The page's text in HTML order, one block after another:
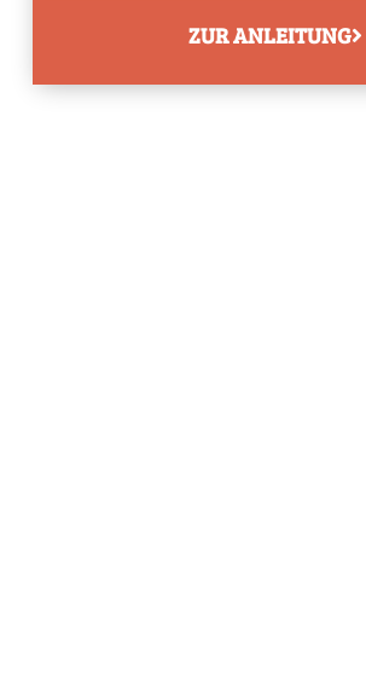
ZUR ANLEITUNG